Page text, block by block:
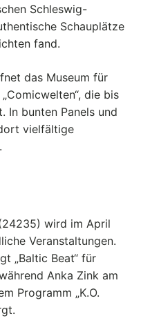
Schleswig-
Schauplätze
fand.
das Museum für
die bis
In bunten Panels und
vielfältige
wird im April
Veranstaltungen.
„Baltic Beat“ für
Anka Zink am
Programm „K.O.